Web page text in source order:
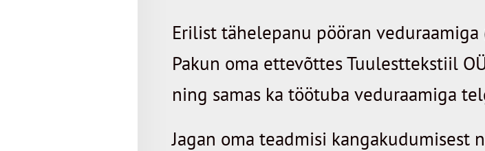
Erilist tähelepanu pööran
Pakun oma ettevõttes Tuulesttekstiil
ning samas ka töötuba veduraamiga
Jagan oma teadmisi